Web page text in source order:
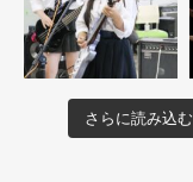
さらに読み込む